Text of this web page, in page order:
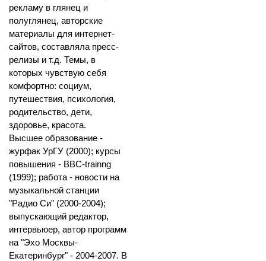
рекламу в глянец и
полуглянец, авторские
материалы для интернет-
сайтов, составляла пресс-
релизы и т.д. Темы, в
которых чувствую себя
комфортно: социум,
путешествия, психология,
родительство, дети,
здоровье, красота.
Высшее образование -
журфак УрГУ (2000); курсы
повышения - BBC-trainng
(1999); работа - новости на
музыкальной станции
"Радио Си" (2000-2004);
выпускающий редактор,
интервьюер, автор программ
на "Эхо Москвы-
Екатеринбург" - 2004-2007. В